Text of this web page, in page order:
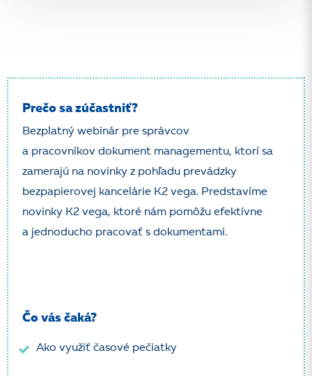
Prečo sa zúčastniť?
Bezplatný webinár pre správcov
a pracovníkov dokument managementu, ktorí sa
zamerajú na novinky z pohľadu prevádzky
bezpapierovej kancelárie K2 vega. Predstavíme
novinky K2 vega, ktoré nám pomôžu efektívne
a jednoducho pracovať s dokumentami.
Čo vás čaká?
Ako využiť časové pečiatky